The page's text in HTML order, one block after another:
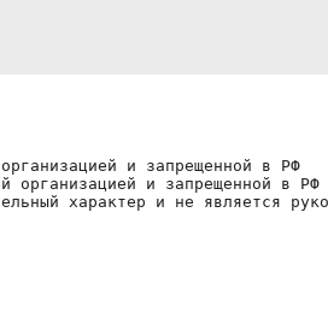
и запрещенной в РФ
организацией и запрещенной в РФ
характер и не является